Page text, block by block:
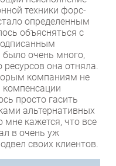
техники форс-
определенным
объясняться с
было очень много,
она отняла.
компаниям не
компенсации
просто гасить
альтернативных
кажется, что все
в очень уж
своих клиентов.